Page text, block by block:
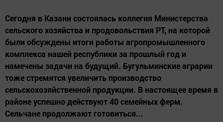
Сегодня в Казани состоялась коллегия Министерства
сельского хозяйства и продовольствия РТ, на которой
были обсуждены итоги работы агропромышленного
комплекса нашей республики за прошлый год и
намечены задачи на будущий. Бугульминские аграрии
тоже стремятся увеличить производство
сельскохозяйственной продукции. В настоящее время в
районе успешно действуют 40 семейных ферм.
Сельчане продолжают готовиться...